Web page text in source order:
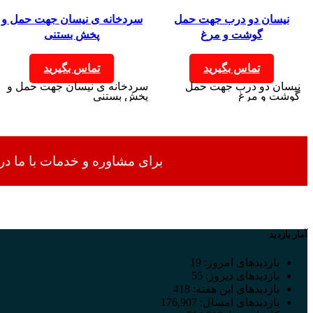
نیسان دو درب جهت حمل
گوشت و مرغ
تماس بگیرید
نیسان دو درب جهت حمل
گوشت و مرغ
سردخانه ی نیسان جهت حمل و
پخش بستنی
تماس بگیرید
سردخانه ی نیسان جهت حمل و
پخش بستنی
برای مشاوره و خدمات با ما در ارتباط باشید :
آمار بازدید
بازدیدهای امروز: 19
بازدیدهای دیروز: 55
بازدیدهای این هفته: 418
بازدیدهای امسال: 176,907